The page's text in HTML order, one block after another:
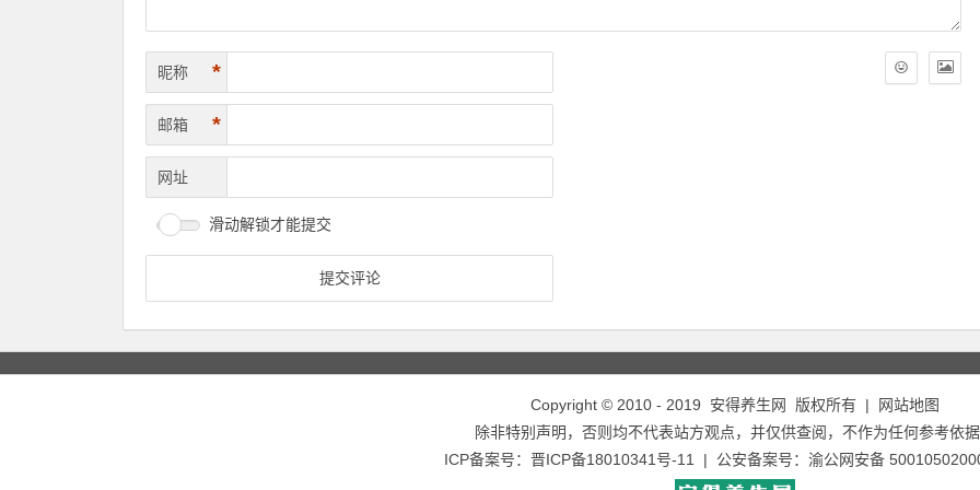
昵称 *
邮箱 *
网址
滑动解锁才能提交
Copyright © 2010 - 2019 安得养生网 版权所有 |
网站地图
除非特别声明，否则均不代表站方观点，并仅供查阅，不作为任何参考依据
ICP备案号： 晋ICP备18010341号-11 | 公安备案号： 渝公网安备